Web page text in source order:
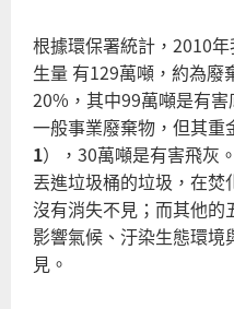
根據環保署統計，2010
生量 有129萬噸，約為廢
20%，其中99萬噸是有
一般事業廢棄物，但其
1），30萬噸是有害飛灰
丟進垃圾桶的垃圾，在
沒有消失不見；而其他的
影響氣候、汙染生態環
見。